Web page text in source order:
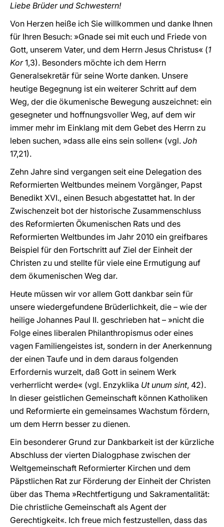
Liebe Brüder und Schwestern!
Von Herzen heiße ich Sie willkommen und danke Ihnen
für Ihren Besuch: »Gnade sei mit euch und Friede von
Gott, unserem Vater, und dem Herrn Jesus Christus« (1
Kor1,3). Besonders möchte ich dem Herrn
Generalsekretär für seine Worte danken. Unsere
heutige Begegnung ist ein weiterer Schritt auf dem
Weg, der die ökumenische Bewegung auszeichnet: ein
gesegneter und hoffnungsvoller Weg, auf dem wir
immer mehr im Einklang mit dem Gebet des Herrn zu
leben suchen, »dass alle eins sein sollen« (vgl. Joh
17,21).
Zehn Jahre sind vergangen seit eine Delegation des
Reformierten Weltbundes meinem Vorgänger, Papst
Benedikt XVI., einen Besuch abgestattet hat. In der
Zwischenzeit bot der historische Zusammenschluss
des Reformierten Ökumenischen Rats und des
Reformierten Weltbundes im Jahr 2010 ein greifbares
Beispiel für den Fortschritt auf Ziel der Einheit der
Christen zu und stellte für viele eine Ermutigung auf
dem ökumenischen Weg dar.
Heute müssen wir vor allem Gott dankbar sein für
unsere wiedergefundene Brüderlichkeit, die – wie der
heilige Johannes Paul II. geschrieben hat – »nicht die
Folge eines liberalen Philanthropismus oder eines
vagen Familiengeistes ist, sondern in der Anerkennung
der einen Taufe und in dem daraus folgenden
Erfordernis wurzelt, daß Gott in seinem Werk
verherrlicht werde« (vgl. Enzyklika Ut unum sint, 42).
In dieser geistlichen Gemeinschaft können Katholiken
und Reformierte ein gemeinsames Wachstum fördern,
um dem Herrn besser zu dienen.
Ein besonderer Grund zur Dankbarkeit ist der kürzliche
Abschluss der vierten Dialogphase zwischen der
Weltgemeinschaft Reformierter Kirchen und dem
Päpstlichen Rat zur Förderung der Einheit der Christen
über das Thema »Rechtfertigung und Sakramentalität:
Die christliche Gemeinschaft als Agent der
Gerechtigkeit«. Ich freue mich festzustellen, dass das